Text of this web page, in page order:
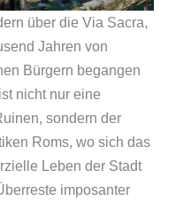
über die Via Sacra,
Jahren von
Bürgern begangen
nicht nur eine
sondern der
Roms, wo sich das
Leben der Stadt
imposanter